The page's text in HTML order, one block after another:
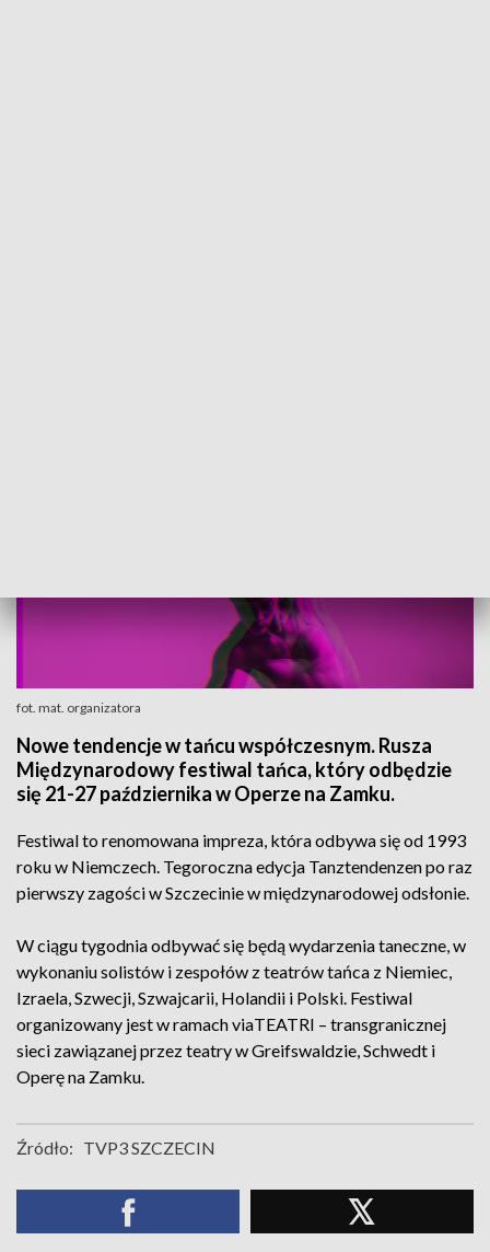
fot. mat. organizatora
Nowe tendencje w tańcu współczesnym. Rusza
Międzynarodowy festiwal tańca, który odbędzie
się 21-27 października w Operze na Zamku.
Festiwal to renomowana impreza, która odbywa się od 1993
roku w Niemczech. Tegoroczna edycja Tanztendenzen po raz
pierwszy zagości w Szczecinie w międzynarodowej odsłonie.
W ciągu tygodnia odbywać się będą wydarzenia taneczne, w
wykonaniu solistów i zespołów z teatrów tańca z Niemiec,
Izraela, Szwecji, Szwajcarii, Holandii i Polski. Festiwal
organizowany jest w ramach viaTEATRI – transgranicznej
sieci zawiązanej przez teatry w Greifswaldzie, Schwedt i
Operę na Zamku.
Źródło: TVP3 SZCZECIN